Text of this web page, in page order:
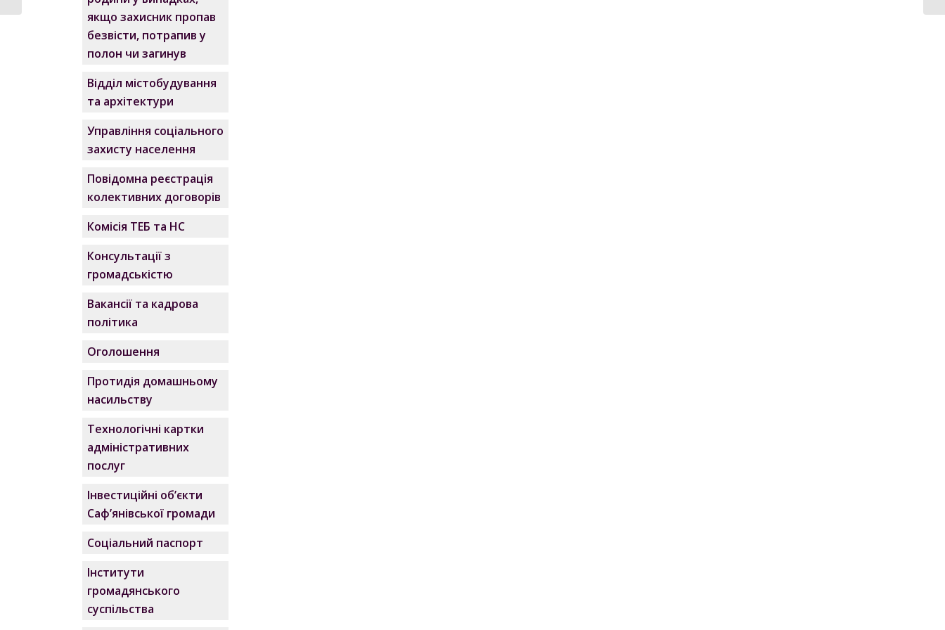
якщо захисник пропав
безвісти, потрапив у
полон чи загинув
Відділ містобудування
та архітектури
Управління соціального
захисту населення
Повідомна реєстрація
колективних договорів
Комісія ТЕБ та НС
Консультації з
громадськістю
Вакансії та кадрова
політика
Оголошення
Протидія домашньому
насильству
Технологічні картки
адміністративних
послуг
Інвестиційні об’єкти
Саф’янівської громади
Соціальний паспорт
Інститути
громадянського
суспільства